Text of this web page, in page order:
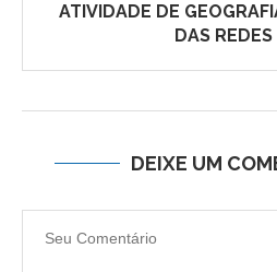
ATIVIDADE DE
DAS REDES
DEIXE UM